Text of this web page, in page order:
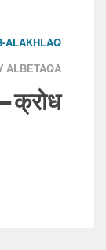
ALAKHLAQ
ALBETAQA
क्रोध